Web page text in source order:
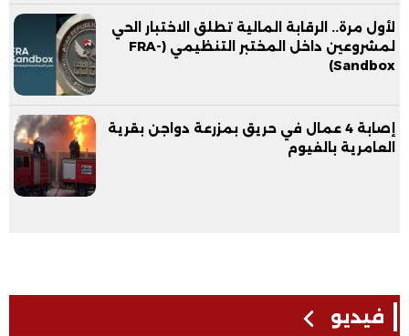
لأول مرة.. الرقابة المالية تطلق الاختبار الحي
لمشروعين داخل المختبر التنظيمي (FRA-
Sandbox)
إصابة 4 عمال في حريق بمزرعة دواجن بقرية
العامرية بالفيوم
فيديو